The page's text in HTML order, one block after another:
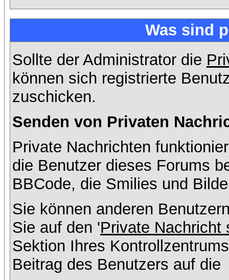
Was sind
Sollte der Administrator die
können sich registrierte
zuschicken.
Senden von Privaten
Private Nachrichten
die Benutzer dieses Forums
BBCode, die Smilies und
Sie können anderen
Sie auf den 'Private Nachricht
Sektion Ihres
Beitrag des Benutzers auf die